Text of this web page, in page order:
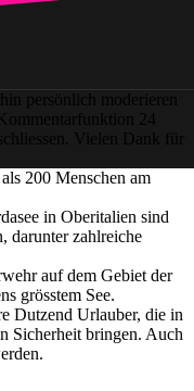
persönlich moderieren
24
Vielen Dank für
200 Menschen am
in Oberitalien sind
darunter zahlreiche
auf dem Gebiet der
grösstem See.
Dutzend Urlauber, die in
Sicherheit bringen. Auch